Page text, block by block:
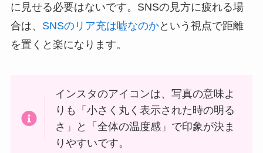
に見せる必要はないです。SNSの見方に疲れる場
合は、 SNSのリア充は嘘なのかという視点で距離
を置くと楽になります。
インスタのアイコンは、写真の意味よ
りも「小さく丸く表示された時の明る
さ」と「全体の温度感」で印象が決ま
りやすいです。